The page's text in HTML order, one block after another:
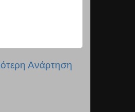
Ανάρτηση